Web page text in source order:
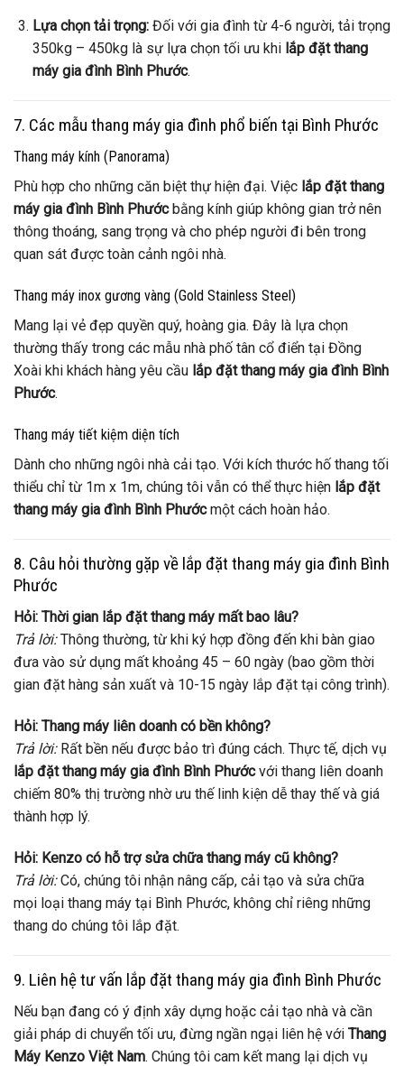
Lựa chọn tải trọng:Đối với gia đình từ 4-6 người, tải trọng
350kg – 450kg là sự lựa chọn tối ưu khi lắp đặt thang
máy gia đình Bình Phước.
7. Các mẫu thang máy gia đình phổ biến tại Bình Phước
Thang máy kính (Panorama)
Phù hợp cho những căn biệt thự hiện đại. Việc lắp đặt thang
máy gia đình Bình Phướcbằng kính giúp không gian trở nên
thông thoáng, sang trọng và cho phép người đi bên trong
quan sát được toàn cảnh ngôi nhà.
Thang máy inox gương vàng (Gold Stainless Steel)
Mang lại vẻ đẹp quyền quý, hoàng gia. Đây là lựa chọn
thường thấy trong các mẫu nhà phố tân cổ điển tại Đồng
Xoài khi khách hàng yêu cầu lắp đặt thang máy gia đình Bình
Phước.
Thang máy tiết kiệm diện tích
Dành cho những ngôi nhà cải tạo. Với kích thước hố thang tối
thiểu chỉ từ 1m x 1m, chúng tôi vẫn có thể thực hiện lắp đặt
thang máy gia đình Bình Phướcmột cách hoàn hảo.
8. Câu hỏi thường gặp về lắp đặt thang máy gia đình Bình
Phước
Hỏi: Thời gian lắp đặt thang máy mất bao lâu?
Trả lời:Thông thường, từ khi ký hợp đồng đến khi bàn giao
đưa vào sử dụng mất khoảng 45 – 60 ngày (bao gồm thời
gian đặt hàng sản xuất và 10-15 ngày lắp đặt tại công trình).
Hỏi: Thang máy liên doanh có bền không?
Trả lời:Rất bền nếu được bảo trì đúng cách. Thực tế, dịch vụ
lắp đặt thang máy gia đình Bình Phướcvới thang liên doanh
chiếm 80% thị trường nhờ ưu thế linh kiện dễ thay thế và giá
thành hợp lý.
Hỏi: Kenzo có hỗ trợ sửa chữa thang máy cũ không?
Trả lời:Có, chúng tôi nhận nâng cấp, cải tạo và sửa chữa
mọi loại thang máy tại Bình Phước, không chỉ riêng những
thang do chúng tôi lắp đặt.
9. Liên hệ tư vấn lắp đặt thang máy gia đình Bình Phước
Nếu bạn đang có ý định xây dựng hoặc cải tạo nhà và cần
giải pháp di chuyển tối ưu, đừng ngần ngại liên hệ với Thang
Máy Kenzo Việt Nam. Chúng tôi cam kết mang lại dịch vụ